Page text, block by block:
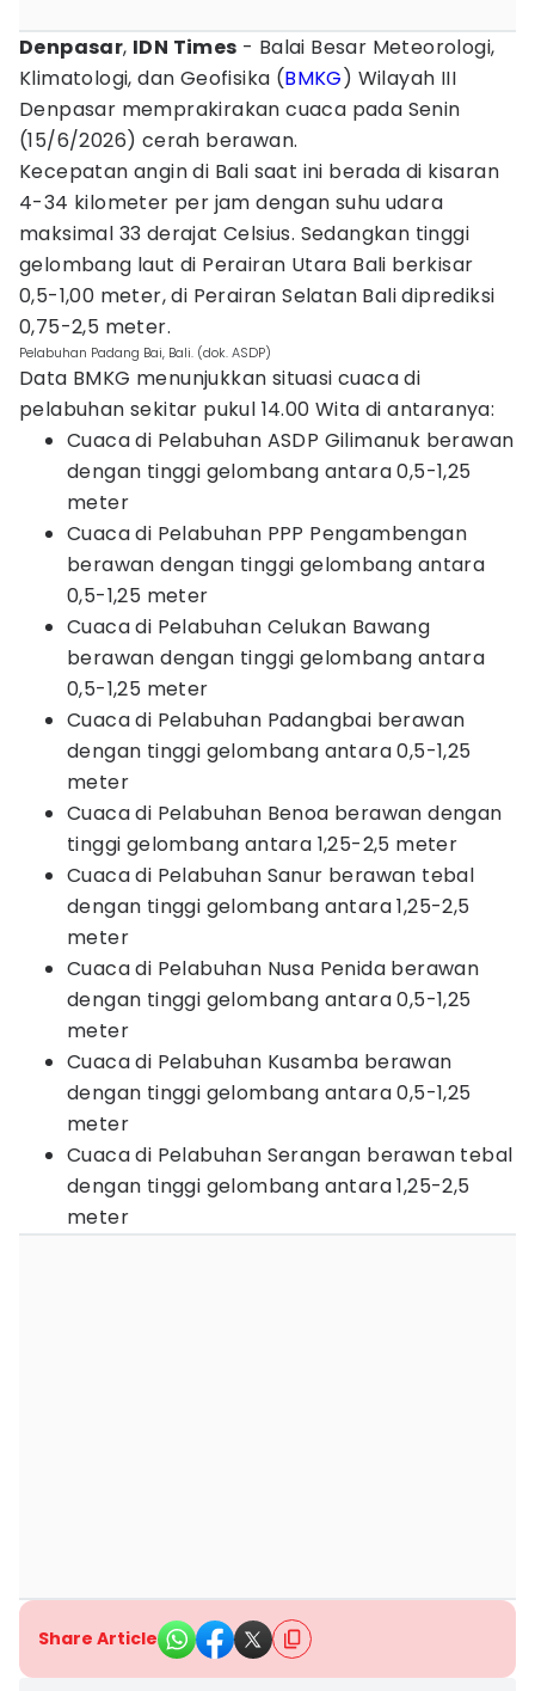
Denpasar, IDN Times - Balai Besar Meteorologi,
Klimatologi, dan Geofisika (BMKG) Wilayah III
Denpasar memprakirakan cuaca pada Senin
(15/6/2026) cerah berawan.
Kecepatan angin di Bali saat ini berada di kisaran
4-34 kilometer per jam dengan suhu udara
maksimal 33 derajat Celsius. Sedangkan tinggi
gelombang laut di Perairan Utara Bali berkisar
0,5-1,00 meter, di Perairan Selatan Bali diprediksi
0,75-2,5 meter.
Pelabuhan Padang Bai, Bali. (dok. ASDP)
Data BMKG menunjukkan situasi cuaca di
pelabuhan sekitar pukul 14.00 Wita di antaranya:
Cuaca di Pelabuhan ASDP Gilimanuk berawan
dengan tinggi gelombang antara 0,5-1,25
meter
Cuaca di Pelabuhan PPP Pengambengan
berawan dengan tinggi gelombang antara
0,5-1,25 meter
Cuaca di Pelabuhan Celukan Bawang
berawan dengan tinggi gelombang antara
0,5-1,25 meter
Cuaca di Pelabuhan Padangbai berawan
dengan tinggi gelombang antara 0,5-1,25
meter
Cuaca di Pelabuhan Benoa berawan dengan
tinggi gelombang antara 1,25-2,5 meter
Cuaca di Pelabuhan Sanur berawan tebal
dengan tinggi gelombang antara 1,25-2,5
meter
Cuaca di Pelabuhan Nusa Penida berawan
dengan tinggi gelombang antara 0,5-1,25
meter
Cuaca di Pelabuhan Kusamba berawan
dengan tinggi gelombang antara 0,5-1,25
meter
Cuaca di Pelabuhan Serangan berawan tebal
dengan tinggi gelombang antara 1,25-2,5
meter
Share Article